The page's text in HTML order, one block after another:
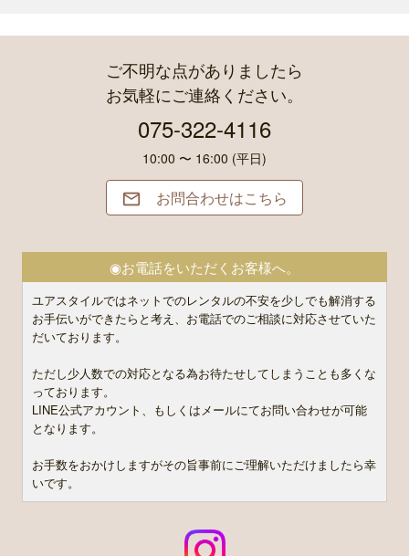
ご不明な点がありましたら
お気軽にご連絡ください。
075-322-4116
10:00 〜 16:00 (平日)
 お問合わせはこちら
◉お電話をいただくお客様へ。
ユアスタイルではネットでのレンタルの不安を少しでも解消する
お手伝いができたらと考え、お電話でのご相談に対応させていた
だいております。
ただし少人数での対応となる為お待たせしてしまうことも多くな
っております。
LINE公式アカウント、もしくはメールにてお問い合わせが可能
となります。
お手数をおかけしますがその旨事前にご理解いただけましたら幸
いです。